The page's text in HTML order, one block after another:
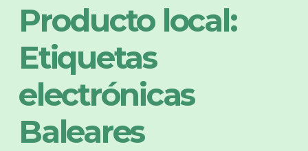
Producto local:
Etiquetas
electrónicas
Baleares